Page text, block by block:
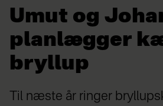
Umut og
planlægger
bryllup
Til næste år ringer